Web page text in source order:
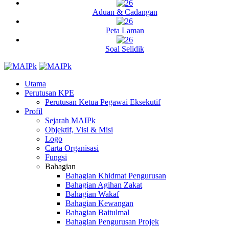
Aduan & Cadangan
Peta Laman
Soal Selidik
Utama
Perutusan KPE
Perutusan Ketua Pegawai Eksekutif
Profil
Sejarah MAIPk
Objektif, Visi & Misi
Logo
Carta Organisasi
Fungsi
Bahagian
Bahagian Khidmat Pengurusan
Bahagian Agihan Zakat
Bahagian Wakaf
Bahagian Kewangan
Bahagian Baitulmal
Bahagian Pengurusan Projek